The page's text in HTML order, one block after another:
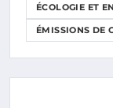
ÉCOLOGIE ET
ÉMISSIONS DE